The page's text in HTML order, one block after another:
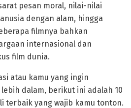
pesan moral, nilai-nilai
dengan alam, hingga
filmnya bahkan
internasional dan
film dunia.
atau kamu yang ingin
dalam, berikut ini adalah 10
terbaik yang wajib kamu tonton.